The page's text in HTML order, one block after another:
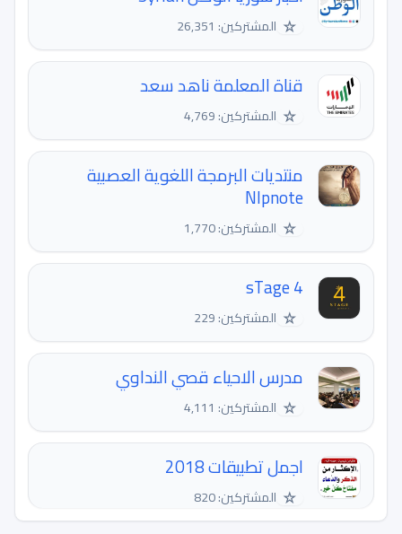
☆ المشتركين: 26,351
قناة المعلمة ناهد سعد
☆ المشتركين: 4,769
منتديات البرمجة اللغوية العصبية
Nlpnote
☆ المشتركين: 1,770
sTage 4
☆ المشتركين: 229
مدرس الاحياء قصي النداوي
☆ المشتركين: 4,111
اجمل تطبيقات 2018
☆ المشتركين: 820